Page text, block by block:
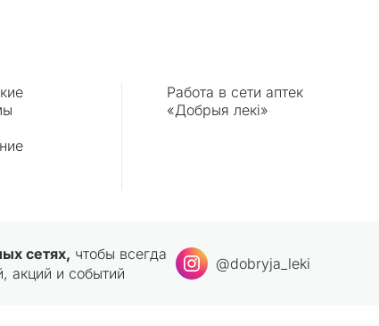
Работа в сети аптек
«Добрыя лекi»
сетях, чтобы всегда
акций и событий
@dobryja_leki